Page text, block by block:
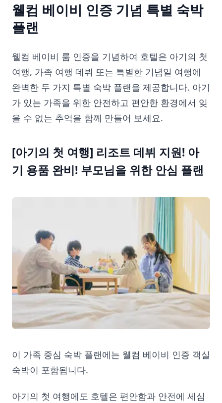
웰컴 베이비 인증 기념 특별 숙박
플랜
웰컴 베이비 룸 인증을 기념하여 호텔은 아기의 첫
여행, 가족 여행 데뷔 또는 특별한 기념일 여행에
완벽한 두 가지 특별 숙박 플랜을 제공합니다. 아기
가 있는 가족을 위한 안전하고 편안한 환경에서 잊
을 수 없는 추억을 함께 만들어 보세요.
[아기의 첫 여행] 리조트 데뷔 지원! 아
기 용품 완비! 부모님을 위한 안심 플랜
이 가족 중심 숙박 플랜에는 웰컴 베이비 인증 객실
숙박이 포함됩니다.
아기의 첫 여행에도 호텔은 편안함과 안전에 세심